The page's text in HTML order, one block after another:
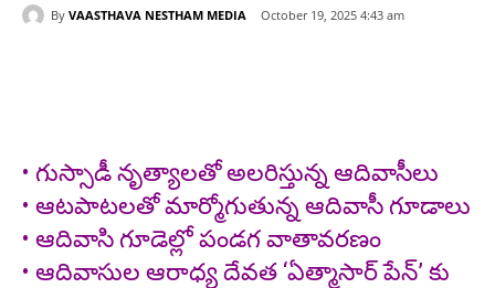
By VAASTHAVA NESTHAM MEDIA October 19, 2025 4:43 am
• గుస్సాడీ నృత్యాలతో అలరిస్తున్న ఆదివాసీలు
• ఆటపాటలతో మార్మోగుతున్న ఆదివాసీ గూడాలు
• ఆదివాసి గూడెల్లో పండగ వాతావరణం
• ఆదివాసుల ఆరాధ్య దేవత ‘ఏత్మాసార్ పేన్’ కు